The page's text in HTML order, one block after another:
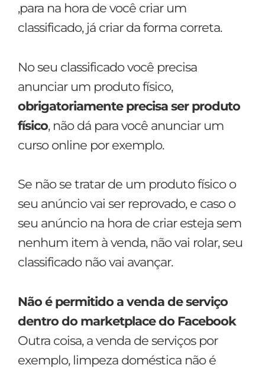
,para na hora de você criar um
classificado, já criar da forma correta.
No seu classificado você precisa
anunciar um produto físico,
obrigatoriamente precisa ser produto
físico, não dá para você anunciar um
curso online por exemplo.
Se não se tratar de um produto físico o
seu anúncio vai ser reprovado, e caso o
seu anúncio na hora de criar esteja sem
nenhum item à venda, não vai rolar, seu
classificado não vai avançar.
Não é permitido a venda de serviço
dentro do marketplace do Facebook
Outra coisa, a venda de serviços por
exemplo, limpeza doméstica não é